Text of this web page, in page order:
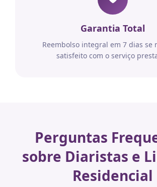
Garantia Total
Reembolso integral em 7 dias se
satisfeito com o serviço
Perguntas
sobre Diaristas e
Residencial